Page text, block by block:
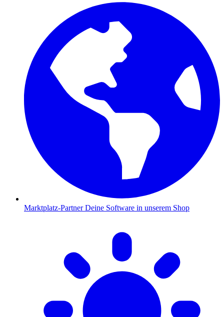
Marktplatz-Partner Deine Software in unserem Shop